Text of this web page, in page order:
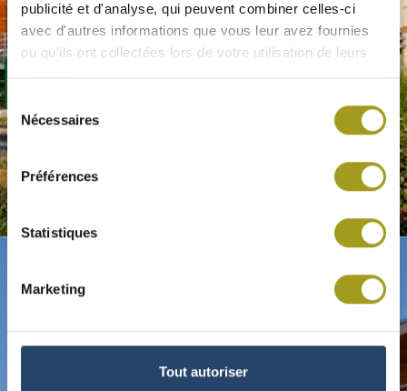
publicité et d'analyse, qui peuvent combiner celles-ci
avec d'autres informations que vous leur avez fournies
ou qu'ils ont collectées lors de votre utilisation de leurs
services.
du
consentement
Nécessaires
Préférences
Statistiques
Marketing
Tout autoriser